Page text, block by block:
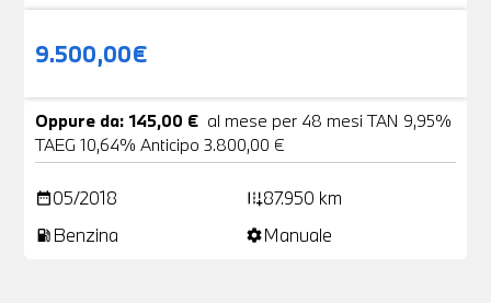
9.500,00€
Oppure da: 145,00 € al mese per 48 mesi TAN 9,95%
TAEG 10,64% Anticipo 3.800,00 €
date_range05/2018 add_road87.950 km
local_gas_station Benzina settingsManuale